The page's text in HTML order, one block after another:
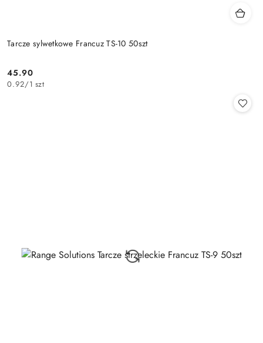
Tarcze sylwetkowe Francuz TS-10 50szt
Cena:
45.90
0.92/1 szt